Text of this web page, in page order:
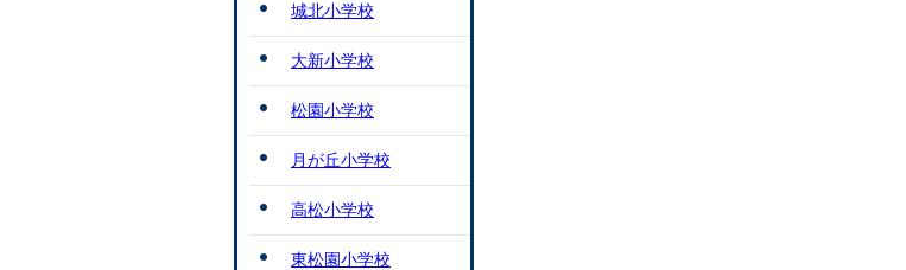
城北小学校
大新小学校
松園小学校
月が丘小学校
高松小学校
東松園小学校